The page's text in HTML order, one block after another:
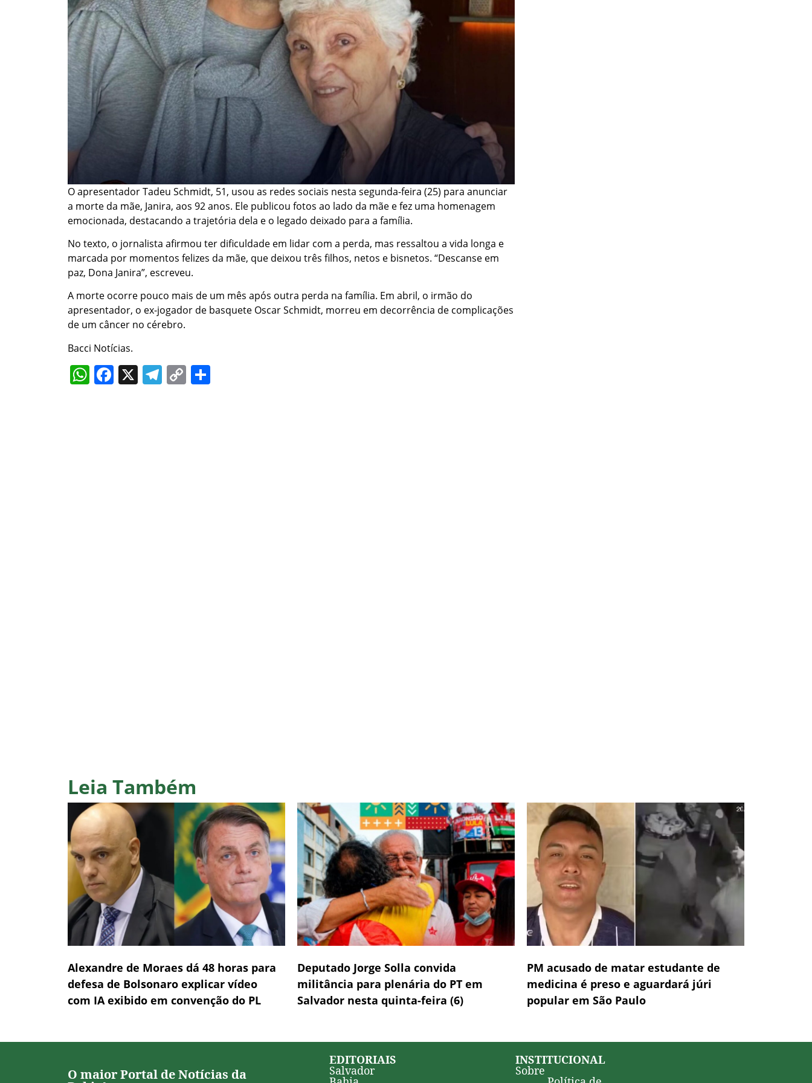
O apresentador Tadeu Schmidt, 51, usou as redes sociais nesta segunda-feira (25) para anunciar
a morte da mãe, Janira, aos 92 anos. Ele publicou fotos ao lado da mãe e fez uma homenagem
emocionada, destacando a trajetória dela e o legado deixado para a família.
No texto, o jornalista afirmou ter dificuldade em lidar com a perda, mas ressaltou a vida longa e
marcada por momentos felizes da mãe, que deixou três filhos, netos e bisnetos. “Descanse em
paz, Dona Janira”, escreveu.
A morte ocorre pouco mais de um mês após outra perda na família. Em abril, o irmão do
apresentador, o ex-jogador de basquete Oscar Schmidt, morreu em decorrência de complicações
de um câncer no cérebro.
Bacci Notícias.
WhatsApp
Facebook
X Telegram
Copy
Leia Também
Alexandre de Moraes dá 48 horas para
defesa de Bolsonaro explicar vídeo
com IA exibido em convenção do PL
Deputado Jorge Solla convida
militância para plenária do PT em
Salvador nesta quinta-feira (6)
PM acusado de matar estudante de
medicina é preso e aguardará júri
popular em São Paulo
O maior Portal de Notícias da
EDITORIAIS
Salvador
INSTITUCIONAL
Sobre